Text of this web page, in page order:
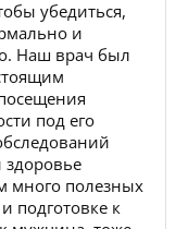
убедиться,
и
Наш врач был
под его
здоровье
много полезных
подготовке к